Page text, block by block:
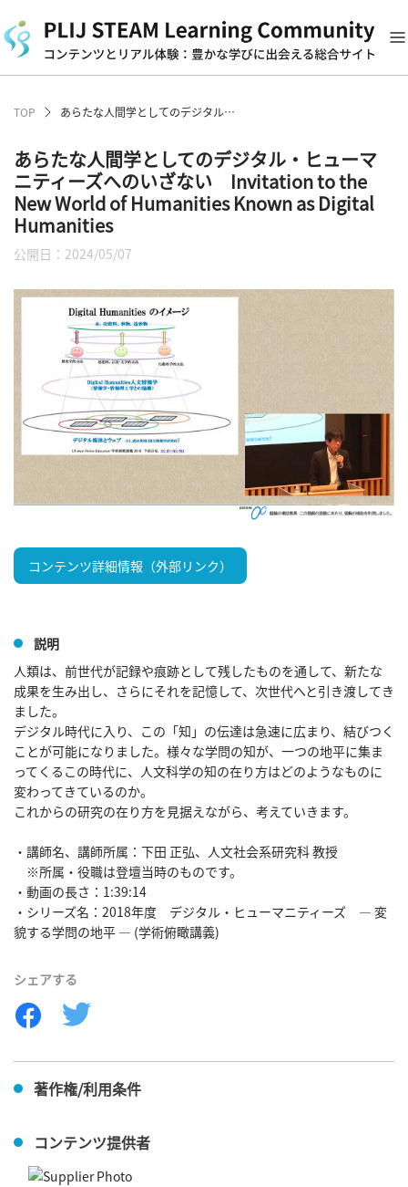
TOP あらたな人間学としてのデジタル・ヒューマニティーズへのいざない Invitation to the New World of Humanities Known as Digital Humanities
あらたな人間学としてのデジタル・ヒューマ
ニティーズへのいざない Invitation to the
New World of Humanities Known as Digital
Humanities
公開日：2024/05/07
コンテンツ詳細情報（外部リンク）
説明
人類は、前世代が記録や痕跡として残したものを通して、新たな
成果を生み出し、さらにそれを記憶して、次世代へと引き渡してき
ました。
デジタル時代に入り、この「知」の伝達は急速に広まり、結びつく
ことが可能になりました。様々な学問の知が、一つの地平に集ま
ってくるこの時代に、人文科学の知の在り方はどのようなものに
変わってきているのか。
これからの研究の在り方を見据えながら、考えていきます。
・講師名、講師所属：下田 正弘、人文社会系研究科 教授
※所属・役職は登壇当時のものです。
・動画の長さ：1:39:14
・シリーズ名：2018年度　デジタル・ヒューマニティーズ　― 変
貌する学問の地平 ― (学術俯瞰講義)
シェアする
著作権/利用条件
コンテンツ提供者